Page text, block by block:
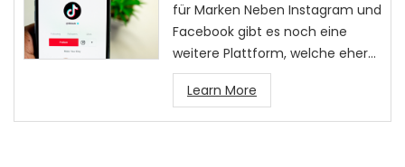
für Marken Neben Instagram und
Facebook gibt es noch eine
weitere Plattform, welche eher…
Learn More